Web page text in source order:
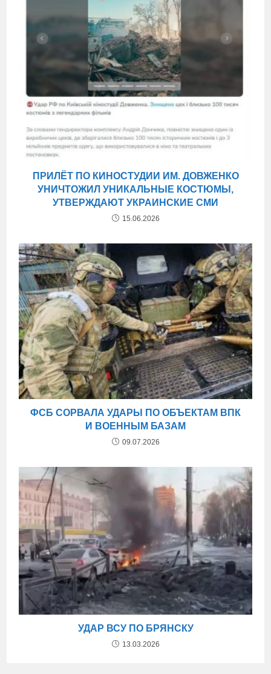
ПРИЛЁТ ПО КИНОСТУДИИ ИМ. ДОВЖЕНКО
УНИЧТОЖИЛ УНИКАЛЬНЫЕ КОСТЮМЫ,
УТВЕРЖДАЮТ УКРАИНСКИЕ СМИ
15.06.2026
ФСБ СОРВАЛА УДАРЫ ПО ОБЪЕКТАМ ВПК
И ВОЕННЫМ БАЗАМ
09.07.2026
УДАР ВСУ ПО БРЯНСКУ
13.03.2026